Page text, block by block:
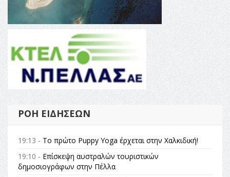
ΡΟΉ ΕΙΔΉΣΕΩΝ
19:13 - Το πρώτο Puppy Yoga έρχεται στην Χαλκιδική!
19:10 - Επίσκεψη αυστραλών τουριστικών
δημοσιογράφων στην Πέλλα